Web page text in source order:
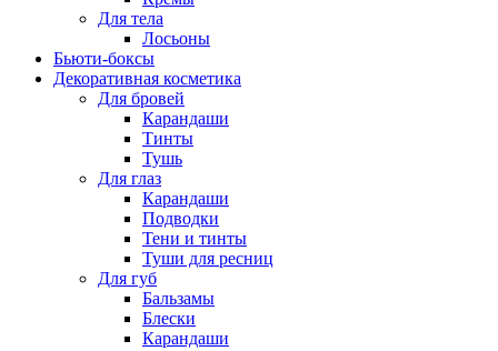
Для тела
Лосьоны
Бьюти-боксы
Декоративная косметика
Для бровей
Карандаши
Тинты
Тушь
Для глаз
Карандаши
Подводки
Тени и тинты
Туши для ресниц
Для губ
Бальзамы
Блески
Карандаши